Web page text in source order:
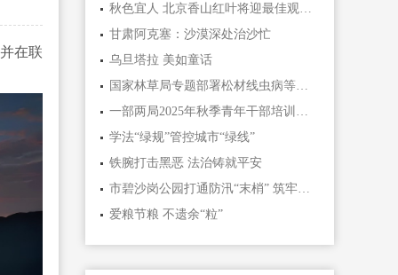
在联
秋色宜人 北京香山红叶将迎最佳观赏期
甘肃阿克塞：沙漠深处治沙忙
乌旦塔拉 美如童话
国家林草局专题部署松材线虫病等疫情防控工作
一部两局2025年秋季青年干部培训班和处级干部进修班开班
学法“绿规”管控城市“绿线”
铁腕打击黑恶 法治铸就平安
市碧沙岗公园打通防汛“末梢” 筑牢生态安全屏障
爱粮节粮 不遗余“粒”